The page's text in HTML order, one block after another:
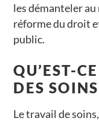
les démanteler
réforme du droit
public.
QU’EST-
DES
Le travail de